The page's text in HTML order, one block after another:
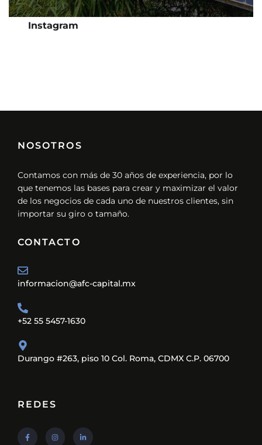
Instagram
NOSOTROS
Contamos con más de 30 años de experiencia, por lo
que tenemos las bases para crear y maximizar el valor
de los negocios de cada uno de nuestros clientes, sin
importar su giro o tamaño.
CONTACTO
informacion@afc-capital.mx
+52 55 5457-1630
Durango #263, piso 10 Col. Roma, CDMX C.P. 06700
REDES